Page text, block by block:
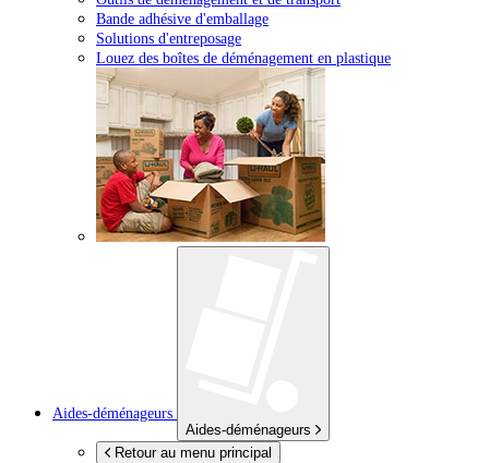
Bande adhésive d'emballage
Solutions d'entreposage
Louez des boîtes de déménagement en plastique
Aides-déménageurs
Aides-déménageurs
Retour au menu principal